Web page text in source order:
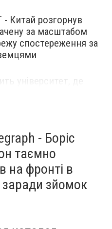
- Китай розгорнув
за масштабом
спостереження за
університет, де
- Боріс
таємно
на фронті в
заради зйомок